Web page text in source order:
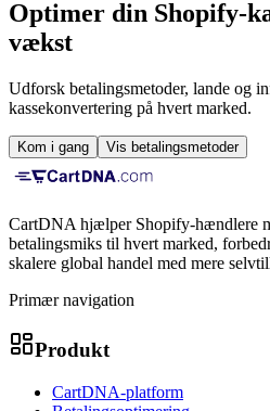
Optimer din Shopify-
vækst
Udforsk betalingsmetoder, lande og
kassekonvertering på hvert marked.
Kom i gang Vis betalingsmetoder
CartDNA hjælper Shopify-hændlere
betalingsmiks til hvert marked,
skalere global handel med mere
Primær navigation
Produkt
CartDNA-platform